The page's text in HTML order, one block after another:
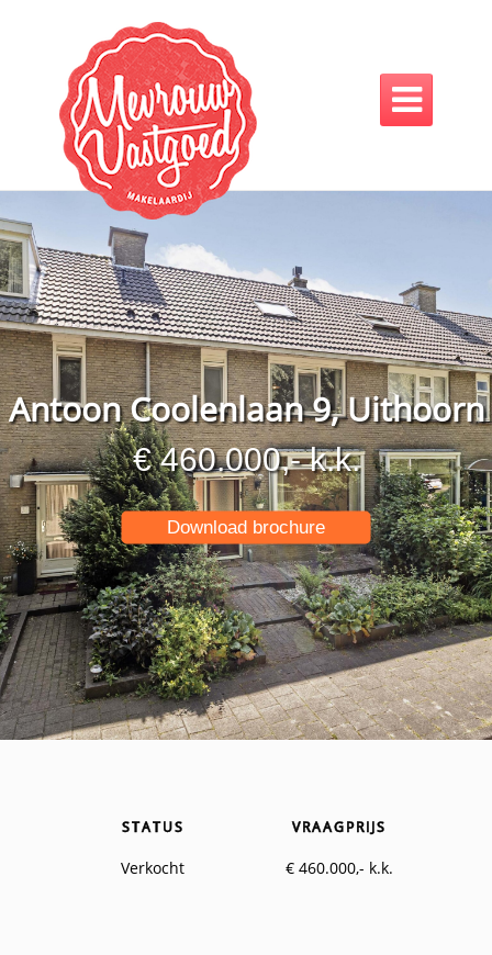

Antoon Coolenlaan 9, Uithoorn
€ 460.000,- k.k.
Download brochure
STATUS
Verkocht
VRAAGPRIJS
€ 460.000,- k.k.